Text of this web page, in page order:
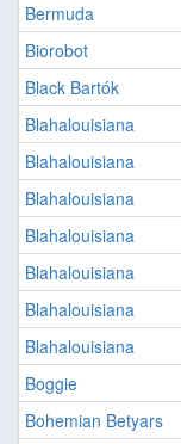
Bermuda
Biorobot
Black Bartók
Blahalouisiana
Blahalouisiana
Blahalouisiana
Blahalouisiana
Blahalouisiana
Blahalouisiana
Blahalouisiana
Boggie
Bohemian Betyars